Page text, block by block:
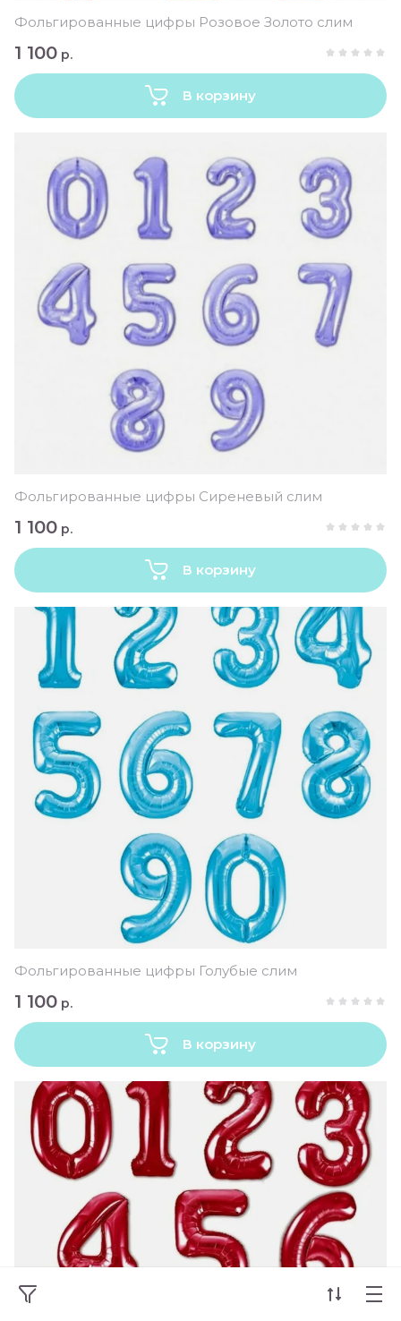
Фольгированные цифры Розовое Золото слим
1 100 р.
В корзину
Фольгированные цифры Сиреневый слим
1 100 р.
В корзину
Фольгированные цифры Голубые слим
1 100 р.
В корзину